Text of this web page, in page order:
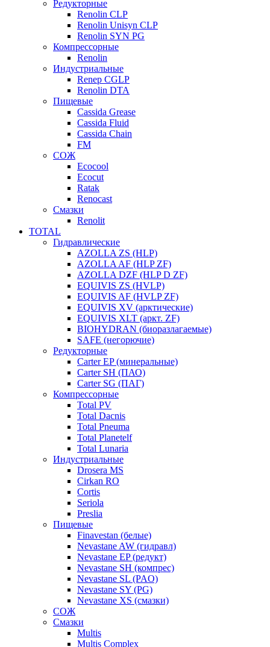
Редукторные
Renolin CLP
Renolin Unisyn CLP
Renolin SYN PG
Компрессорные
Renolin
Индустриальные
Renep CGLP
Renolin DTA
Пищевые
Cassida Grease
Cassida Fluid
Cassida Chain
FM
СОЖ
Ecocool
Ecocut
Ratak
Renocast
Смазки
Renolit
TOTAL
Гидравлические
AZOLLA ZS (HLP)
AZOLLA AF (HLP ZF)
AZOLLA DZF (HLP D ZF)
EQUIVIS ZS (HVLP)
EQUIVIS AF (HVLP ZF)
EQUIVIS XV (арктические)
EQUIVIS XLT (аркт. ZF)
BIOHYDRAN (биоразлагаемые)
SAFE (негорючие)
Редукторные
Carter EP (минеральные)
Carter SH (ПАО)
Carter SG (ПАГ)
Компрессорные
Total PV
Total Dacnis
Total Pneuma
Total Planetelf
Total Lunaria
Индустриальные
Drosera MS
Cirkan RO
Cortis
Seriola
Preslia
Пищевые
Finavestan (белые)
Nevastane AW (гидравл)
Nevastane EP (редукт)
Nevastane SH (компрес)
Nevastane SL (PAO)
Nevastane SY (PG)
Nevastane XS (смазки)
СОЖ
Смазки
Multis
Multis Complex